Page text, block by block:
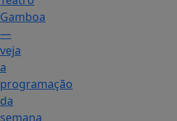
Gamboa
—
veja
a
programação
da
semana